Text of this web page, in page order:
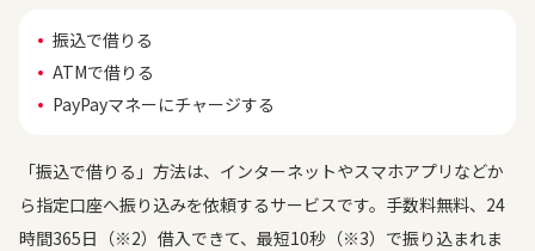
振込で借りる
ATMで借りる
PayPayマネーにチャージする
「振込で借りる」方法は、インターネットやスマホアプリなどか
ら指定口座へ振り込みを依頼するサービスです。手数料無料、24
時間365日（※2）借入できて、最短10秒（※3）で振り込まれま